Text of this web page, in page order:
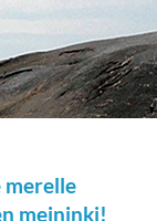
merelle
meininki!